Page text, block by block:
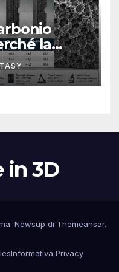
la
dipende
in 3D
Newsup di Themeansar.
Informativa Privacy